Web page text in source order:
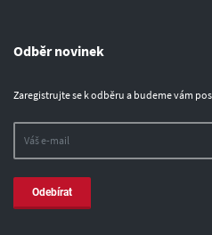
Odběr novinek
Zaregistrujte se k odběru a budeme vám
Odebírat